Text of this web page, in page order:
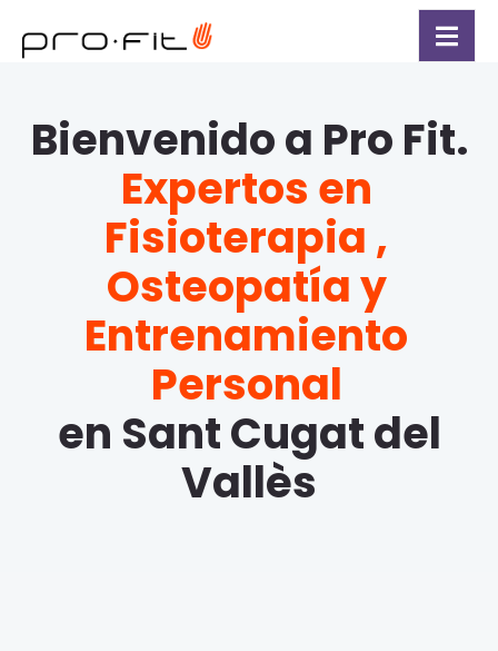
Bienvenido a Pro Fit.
Expertos en
Fisioterapia ,
Osteopatía y
Entrenamiento
Personal
en Sant Cugat del
Vallès